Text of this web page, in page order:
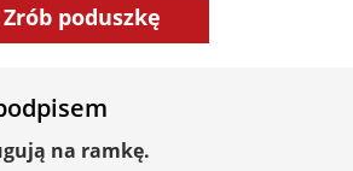
Zrób poduszkę
na ramkę.